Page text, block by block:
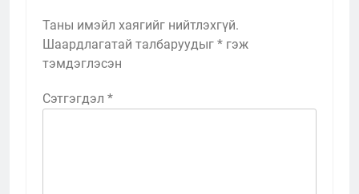
Таны имэйл хаягийг нийтлэхгүй.
Шаардлагатай талбаруудыг * гэж
тэмдэглэсэн
Сэтгэгдэл *